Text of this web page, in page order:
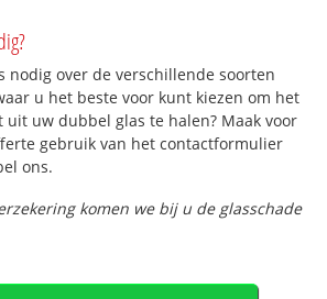
nodig over de verschillende soorten
u het beste voor kunt kiezen om het
uit uw dubbel glas te halen? Maak voor
gebruik van het contactformulier
ons.
komen we bij u de glasschade